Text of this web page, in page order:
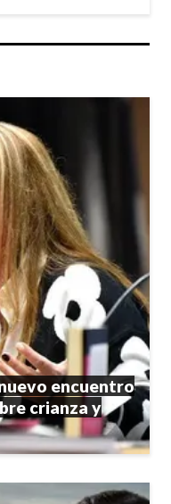
encuentro
crianza y